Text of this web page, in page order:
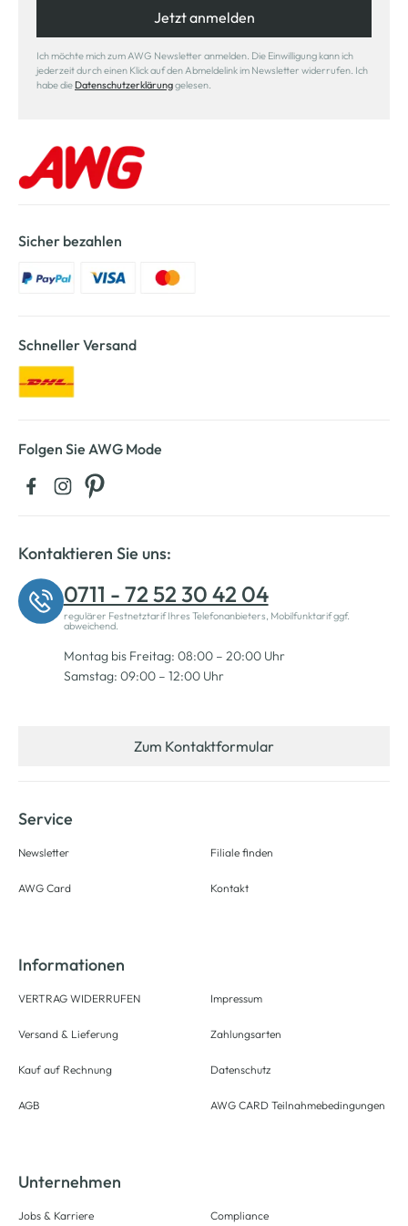
Jetzt anmelden
Ich möchte mich zum AWG Newsletter anmelden. Die Einwilligung kann ich
jederzeit durch einen Klick auf den Abmeldelink im Newsletter widerrufen. Ich
habe die Datenschutzerklärunggelesen.
Sicher bezahlen
Schneller Versand
Folgen Sie AWG Mode
Kontaktieren Sie uns:
0711 - 72 52 30 42 04
regulärer Festnetztarif Ihres Telefonanbieters, Mobilfunktarif ggf.
abweichend.
Montag bis Freitag: 08:00 – 20:00 Uhr
Samstag: 09:00 – 12:00 Uhr
Zum Kontaktformular
Service
Newsletter
AWG Card
Filiale finden
Kontakt
Informationen
VERTRAG WIDERRUFEN
Versand & Lieferung
Kauf auf Rechnung
AGB
Impressum
Zahlungsarten
Datenschutz
AWG CARD Teilnahmebedingungen
Unternehmen
Jobs & Karriere Compliance